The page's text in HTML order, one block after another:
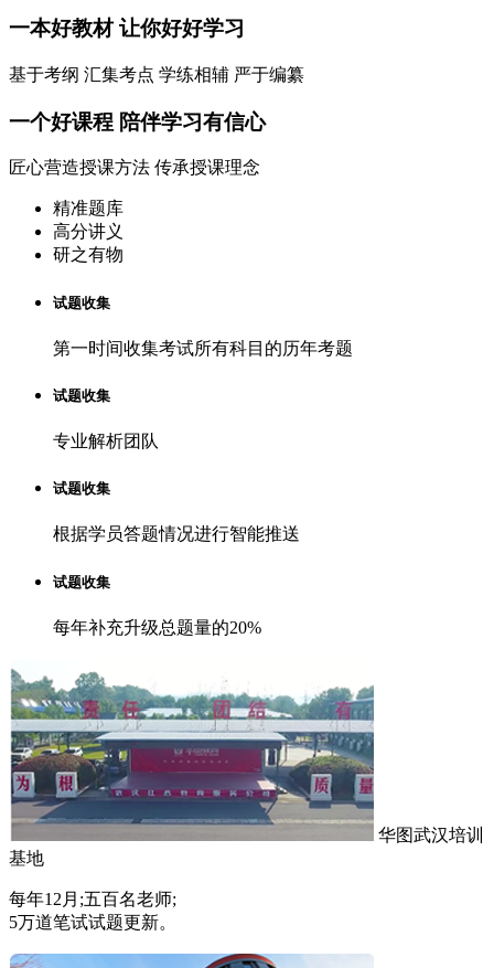
一本好教材让你好好学习
基于考纲 汇集考点 学练相辅 严于编纂
一个好课程 陪伴学习有信心
匠心营造授课方法 传承授课理念
精准题库
高分讲义
研之有物
试题收集
第一时间收集考试所有科目的历年考题
试题收集
专业解析团队
试题收集
根据学员答题情况进行智能推送
试题收集
每年补充升级总题量的20%
华图武汉培训
基地
每年12月;五百名老师;
5万道笔试试题更新。